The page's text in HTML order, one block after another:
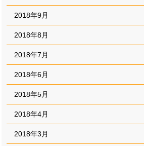
2018年9月
2018年8月
2018年7月
2018年6月
2018年5月
2018年4月
2018年3月